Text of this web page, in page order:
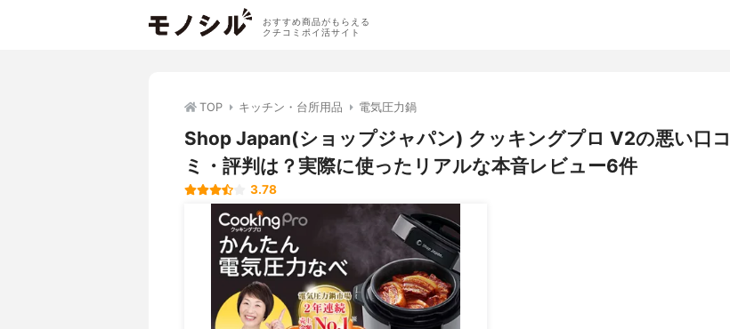
おすすめ商品がもらえる
クチコミポイ活サイト
TOP キッチン・台所用品 電気圧力鍋
Shop Japan(ショップジャパン) クッキングプロ V2の悪い口コ
ミ・評判は？実際に使ったリアルな本音レビュー6件
3.78